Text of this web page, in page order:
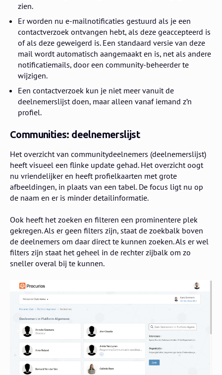
zien.
Er worden nu e-mailnotificaties gestuurd als je een
contactverzoek ontvangen hebt, als deze geaccepteerd is
of als deze geweigerd is. Een standaard versie van deze
mail wordt automatisch aangemaakt en is, net als andere
notificatiemails, door een community-beheerder te
wijzigen.
Een contactverzoek kun je niet meer vanuit de
deelnemerslijst doen, maar alleen vanaf iemand z’n
profiel.
Communities: deelnemerslijst
Het overzicht van communitydeelnemers (deelnemerslijst)
heeft visueel een flinke update gehad. Het overzicht oogt
nu vriendelijker en heeft profielkaarten met grote
afbeeldingen, in plaats van een tabel. De focus ligt nu op
de naam en er is minder detailinformatie.
Ook heeft het zoeken en filteren een prominentere plek
gekregen. Als er geen filters zijn, staat de zoekbalk boven
de deelnemers om daar direct te kunnen zoeken. Als er wel
filters zijn staat het geheel in de rechter zijbalk om zo
sneller overal bij te kunnen.